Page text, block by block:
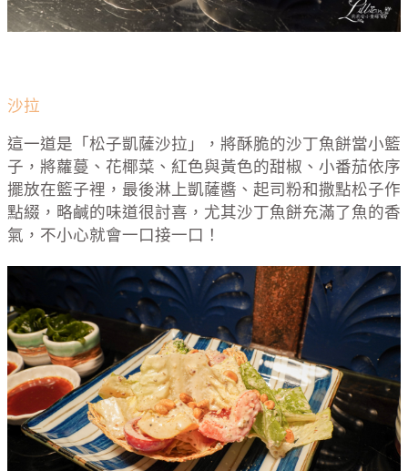
沙拉
這一道是「松子凱薩沙拉」，將酥脆的沙丁魚餅當小籃
子，將蘿蔓、花椰菜、紅色與黃色的甜椒、小番茄依序
擺放在籃子裡，最後淋上凱薩醬、起司粉和撒點松子作
點綴，略鹹的味道很討喜，尤其沙丁魚餅充滿了魚的香
氣，不小心就會一口接一口！